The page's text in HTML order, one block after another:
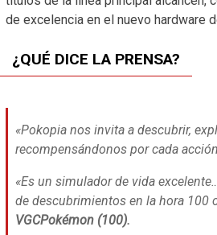
de excelencia en el nuevo hardware
¿QUÉ DICE LA PRENSA?
«Pokopia nos invita a descubrir,
recompensándonos por cada
«Es un simulador de vida
de descubrimientos en la hora 100
VGCPokémon (100).